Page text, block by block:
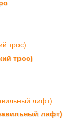
трос)
лифт)